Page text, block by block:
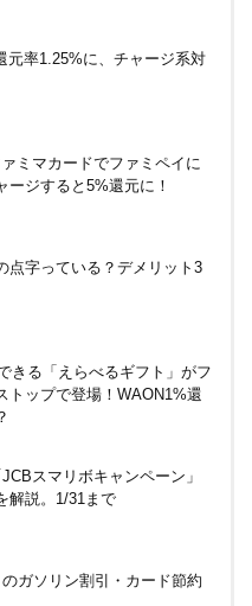
！8/31まで
で
ージすると5%還元に！
店舗の対象店舗で。～8/31
元率1.25%に、チャージ系対
ァミマカードでファミペイに
ージすると5%還元に！
点字っている？デメリット3
きる「えらべるギフト」がフ
トップで登場！WAON1%還
スマリボキャンペーン」
解説。1/31まで
ガソリン割引・カード節約